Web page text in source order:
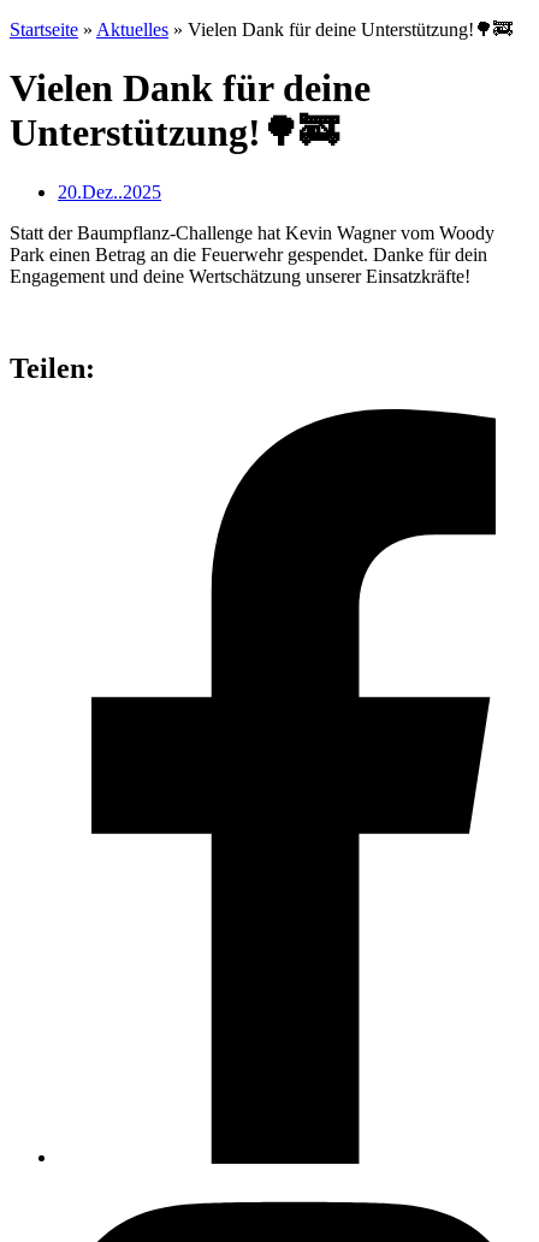
Startseite » Aktuelles » Vielen Dank für deine Unterstützung!🌳🚒
Vielen Dank für deine
Unterstützung!🌳🚒
20.Dez..2025
Statt der Baumpflanz-Challenge hat Kevin Wagner vom Woody
Park einen Betrag an die Feuerwehr gespendet. Danke für dein
Engagement und deine Wertschätzung unserer Einsatzkräfte!
Teilen: